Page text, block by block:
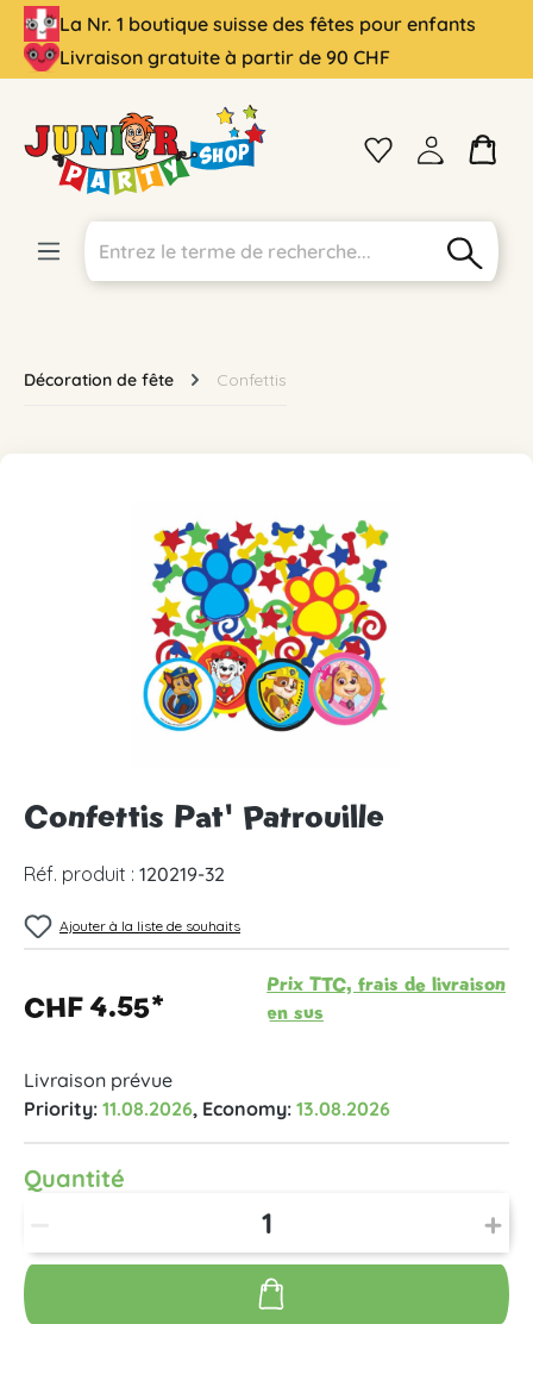
principal
La Nr. 1 boutique suisse des fêtes pour enfants
Livraison gratuite à partir de 90 CHF
Décoration de fête Confettis
Ignorer la galerie d'images
Confettis Pat' Patrouille
Réf. produit : 120219-32
Ajouter à la liste de souhaits
CHF 4.55*
Prix TTC, frais de livraison
en sus
Livraison prévue
Priority: 11.08.2026, Economy: 13.08.2026
Quantité